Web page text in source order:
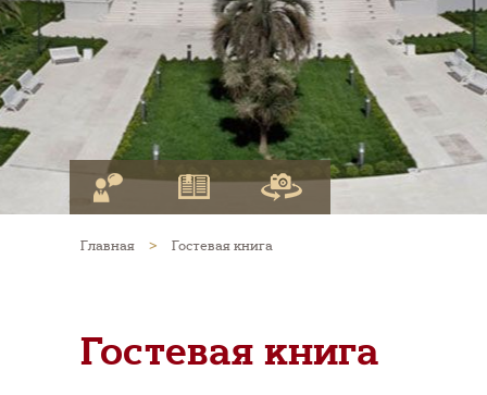
Главная > Гостевая книга
Гостевая книга